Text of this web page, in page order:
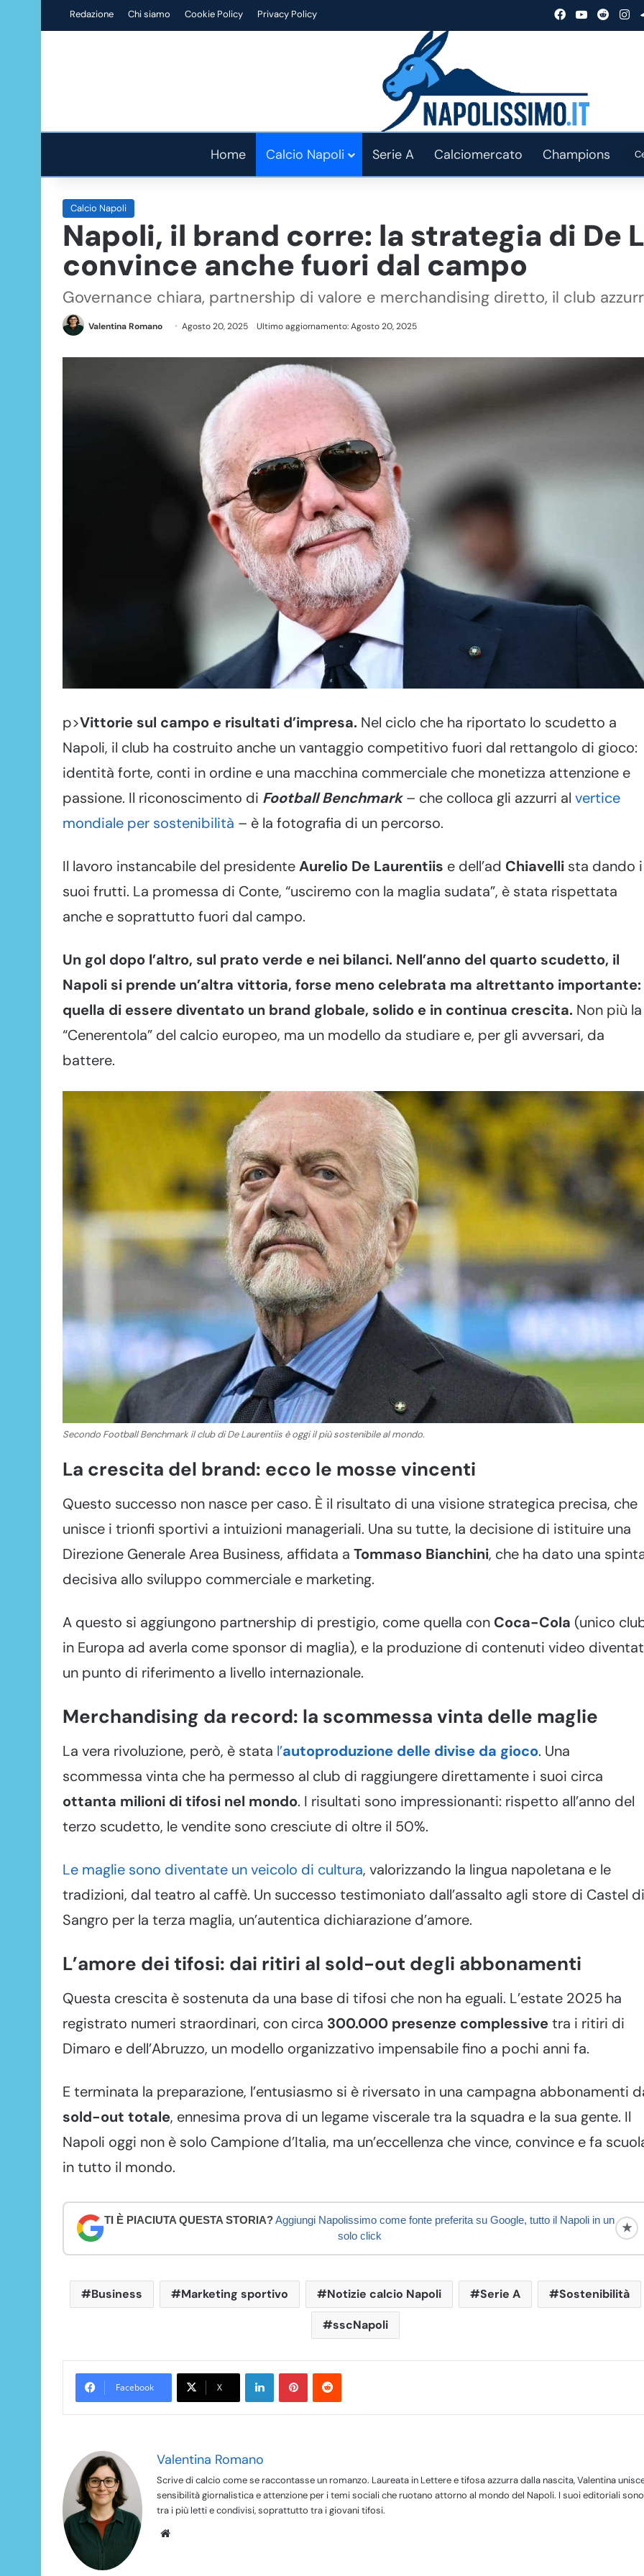
Redazione Chi siamo Cookie Policy Privacy Policy FacebookYou TubeReddit
Home Calcio Napoli Serie A Calciomercato Champions
Calcio Napoli
Napoli, il brand corre: la strategia di De
convince anche fuori dal campo
Governance chiara, partnership di valore e merchandising diretto, il club
Valentina Romano Agosto 20, 2025 Ultimo aggiornamento: Agosto 20, 2025
p>Vittorie sul campo e risultati d’impresa. Nel ciclo che ha riportato lo scudetto a
Napoli, il club ha costruito anche un vantaggio competitivo fuori dal rettangolo di gioco:
identità forte, conti in ordine e una macchina commerciale che monetizza attenzione e
passione. Il riconoscimento di Football Benchmark – che colloca gli azzurri al vertice
mondiale per sostenibilità – è la fotografia di un percorso.
Il lavoro instancabile del presidenteAurelio De Laurentiis e dell’ad Chiavelli sta dando i
suoi frutti. La promessa di Conte, “usciremo con la maglia sudata”, è stata rispettata
anche e soprattutto fuori dal campo.
Un gol dopo l’altro, sul prato verde e nei bilanci. Nell’anno del quarto scudetto, il
Napoli si prende un’altra vittoria, forse meno celebrata ma altrettanto importante:
quella di essere diventato un brand globale, solido e in continua crescita. Non più la
“Cenerentola” del calcio europeo, ma un modello da studiare e, per gli avversari, da
battere.
Secondo Football Benchmark il club di De Laurentiis è oggi il più sostenibile al mondo.
La crescita del brand: ecco le mosse vincenti
Questo successo non nasce per caso. È il risultato di una visione strategica precisa, che
unisce i trionfi sportivi a intuizioni manageriali. Una su tutte, la decisione di istituire una
Direzione Generale Area Business, affidata a Tommaso Bianchini, che ha dato una
decisiva allo sviluppo commerciale e marketing.
A questo si aggiungono partnership di prestigio, come quella con Coca-Cola (unico
in Europa ad averla come sponsor di maglia), e la produzione di contenuti video
un punto di riferimento a livello internazionale.
Merchandising da record: la scommessa vinta delle maglie
La vera rivoluzione, però, è stata l’autoproduzione delle divise da gioco. Una
scommessa vinta che ha permesso al club di raggiungere direttamente i suoi circa
ottanta milioni di tifosi nel mondo. I risultati sono impressionanti: rispetto all’anno del
terzo scudetto, le vendite sono cresciute di oltre il 50%.
Le maglie sono diventate un veicolo di cultura, valorizzando la lingua napoletana e le
tradizioni, dal teatro al caffè. Un successo testimoniato dall’assalto agli store di Castel di
Sangro per la terza maglia, un’autentica dichiarazione d’amore.
L’amore dei tifosi: dai ritiri al sold-out degli abbonamenti
Questa crescita è sostenuta da una base di tifosi che non ha eguali. L’estate 2025 ha
registrato numeri straordinari, con circa 300.000 presenze complessivetra i ritiri di
Dimaro e dell’Abruzzo, un modello organizzativo impensabile fino a pochi anni fa.
E terminata la preparazione, l’entusiasmo si è riversato in una campagna abbonamenti
sold-out totale, ennesima prova di un legame viscerale tra la squadra e la sua gente. Il
Napoli oggi non è solo Campione d’Italia, ma un’eccellenza che vince, convince e fa
in tutto il mondo.
TI È PIACIUTA QUESTA STORIA?Aggiungi Napolissimo come fonte preferita su Google, tutto il Napoli in un
solo click
★
Business Marketing sportivo Notizie calcio Napoli Serie A Sostenibilità
sscNapoli
Facebook X
Valentina Romano
Scrive di calcio come se raccontasse un romanzo. Laureata in Lettere e tifosa azzurra dalla nascita, Valentina
sensibilità giornalistica e attenzione per i temi sociali che ruotano attorno al mondo del Napoli. I suoi editoriali sono
tra i più letti e condivisi, soprattutto tra i giovani tifosi.